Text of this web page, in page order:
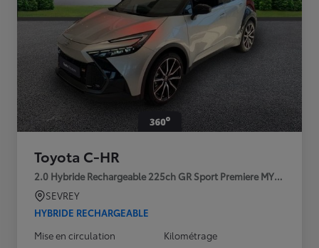
Toyota C-HR
2.0 Hybride Rechargeable 225ch GR Sport Premiere MY25
SEVREY
HYBRIDE RECHARGEABLE
Mise en circulation
Kilométrage